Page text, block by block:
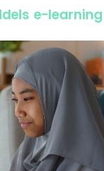
e-learning